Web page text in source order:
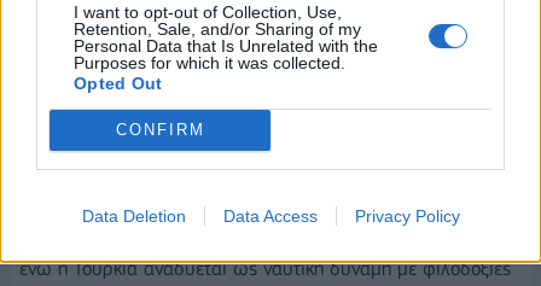
I want to opt-out of Collection, Use,
Retention, Sale, and/or Sharing of my
Personal Data that Is Unrelated with the
Purposes for which it was collected.
Opted Out
CONFIRM
Data Deletion Data Access Privacy Policy
συγκρούσεις, ενισχυμένο ανταγωνισμό μεγάλων δυνάμεων,
και διαρθρωτικές αλλαγές στις εφοδιαστικές αλυσίδες. Παρά
τη συμβολή της ναυτιλίας στην ενεργειακή ασφάλεια και την
παγκόσμια οικονομία, παραμένει ευάλωτη σε κρίσεις, όπως
οι κυβερνοεπιθέσεις και οι γεωπολιτικοί κίνδυνοι, ειδικά σε
Ορμούζ. Οι σχέσεις ΗΠΑ-Κίνας διαμορφώνουν το παγκόσμιο
ενώ η Τουρκία αναδύεται ως ναυτική δύναμη με φιλοδοξίες